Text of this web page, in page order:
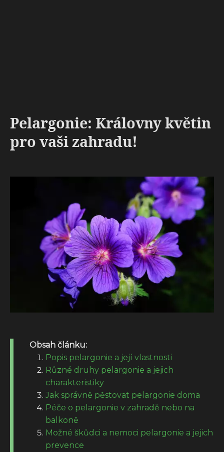
Pelargonie: Královny květin
pro vaši zahradu!
Obsah článku:
Popis pelargonie a její vlastnosti
Různé druhy pelargonie a jejich
charakteristiky
Jak správně pěstovat pelargonie doma
Péče o pelargonie v zahradě nebo na
balkoně
Možné škůdci a nemoci pelargonie a jejich
prevence